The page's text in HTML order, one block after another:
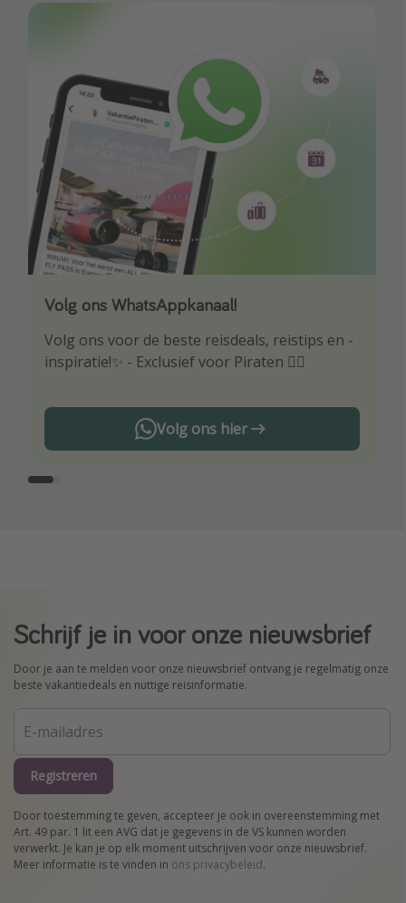
Volg ons WhatsAppkanaal!
Volg ons voor de beste reisdeals, reistips en -
inspiratie!✨ - Exclusief voor Piraten 🏴‍☠️
Volg ons hier
Download onze app
Wees als eerste op de hoogte van de beste
reisaanbiedingen
Schrijf je in voor onze nieuwsbrief
Door je aan te melden voor onze nieuwsbrief ontvang je regelmatig onze
beste vakantiedeals en nuttige reisinformatie.
Registreren
Door toestemming te geven, accepteer je ook in overeenstemming met
Art. 49 par. 1 lit een AVG dat je gegevens in de VS kunnen worden
verwerkt. Je kan je op elk moment uitschrijven voor onze nieuwsbrief.
Meer informatie is te vinden in ons privacybeleid.